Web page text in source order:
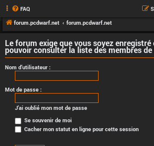
FAQ
forum.pcdwarf.net
forum.pcdwarf.net
Le forum exige que vous soyez
pouvoir consulter la liste des membres de
Nom d’utilisateur :
Mot de passe :
J’ai oublié mon mot de passe
Se souvenir de moi
Cacher mon statut en ligne pour cette session